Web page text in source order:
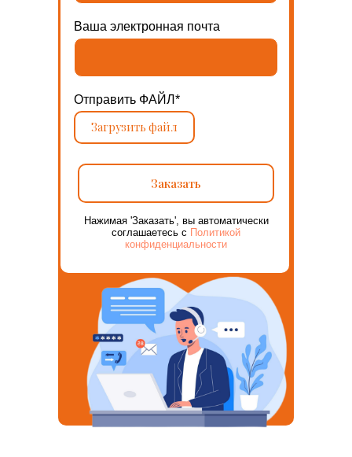
Ваша электронная почта
Отправить ФАЙЛ*
Загрузить файл
Заказать
Нажимая 'Заказать', вы автоматически
соглашаетесь с Политикой
конфиденциальности